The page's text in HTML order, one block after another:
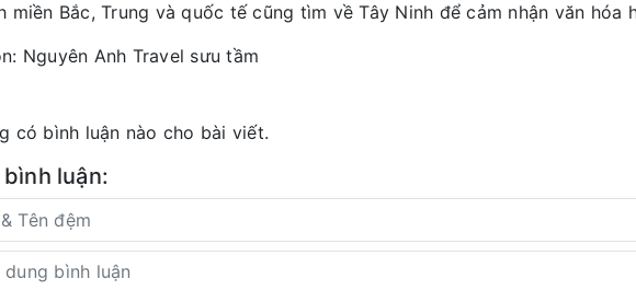
miền Bắc, Trung và quốc tế cũng tìm về Tây Ninh để cảm nhận văn hóa
Nguyên Anh Travel sưu tầm
có bình luận nào cho bài viết.
luận: